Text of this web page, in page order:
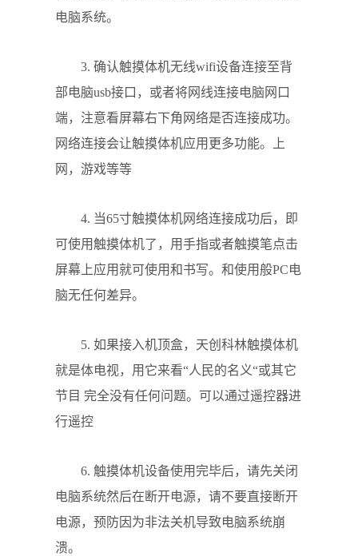
电脑系统。
3. 确认触摸体机无线wifi设备连接至背
部电脑usb接口，或者将网线连接电脑网口
端，注意看屏幕右下角网络是否连接成功。
网络连接会让触摸体机应用更多功能。上
网，游戏等等
4. 当65寸触摸体机网络连接成功后，即
可使用触摸体机了，用手指或者触摸笔点击
屏幕上应用就可使用和书写。和使用般PC电
脑无任何差异。
5. 如果接入机顶盒，天创科林触摸体机
就是体电视，用它来看“人民的名义“或其它
节目 完全没有任何问题。可以通过遥控器进
行遥控
6. 触摸体机设备使用完毕后，请先关闭
电脑系统然后在断开电源，请不要直接断开
电源，预防因为非法关机导致电脑系统崩
溃。